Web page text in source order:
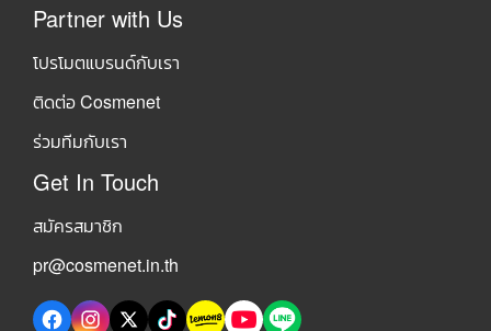
Partner with Us
โปรโมตแบรนด์กับเรา
ติดต่อ Cosmenet
ร่วมทีมกับเรา
Get In Touch
สมัครสมาชิก
pr@cosmenet.in.th